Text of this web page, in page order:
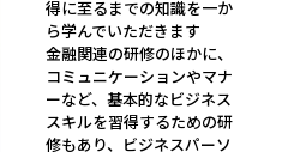
得に至るまでの知識を一か
ら学んでいただきます
金融関連の研修のほかに、
コミュニケーションやマナ
ーなど、基本的なビジネス
スキルを習得するための研
修もあり、ビジネスパーソ